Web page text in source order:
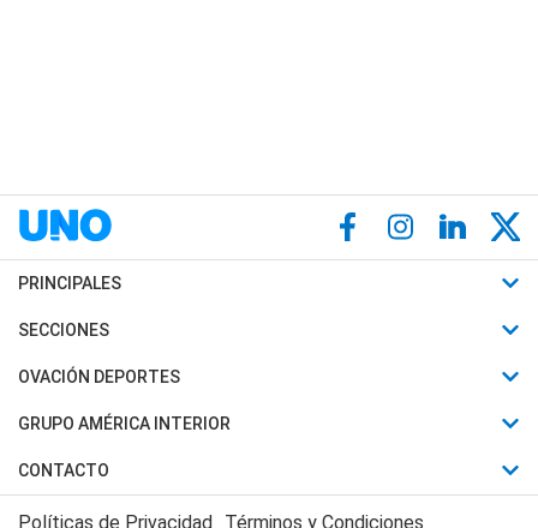
PRINCIPALES
Últimas Noticias
Política
Judiciales
Economia
SECCIONES
Horóscopo
Motores
Trucos caseros
OVACIÓN DEPORTES
Fútbol
Mundial
Automovilismo
GRUPO AMÉRICA INTERIOR
Canal 7 en Vivo
CONTACTO
Acerca de Nosotros
Políticas de Privacidad Términos y Condiciones